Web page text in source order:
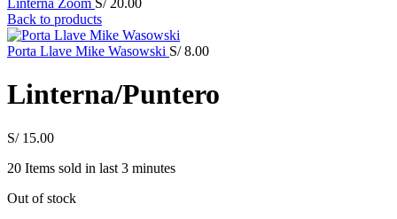
Linterna Zoom S/20.00
Back to products
Porta Llave Mike Wasowski S/8.00
Linterna/Puntero
S/15.00
20 Items sold in last 3 minutes
Out of stock